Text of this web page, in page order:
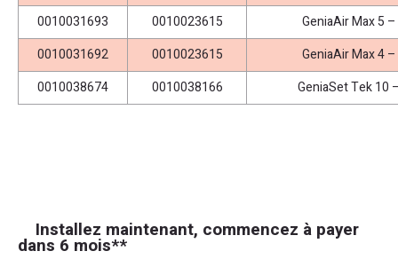
0010031693
0010023615
GeniaAir Max 5
0010031692
0010023615
GeniaAir Max 4
0010038674
0010038166 GeniaSet Tek 10
Installez maintenant, commencez à payer
dans 6 mois**